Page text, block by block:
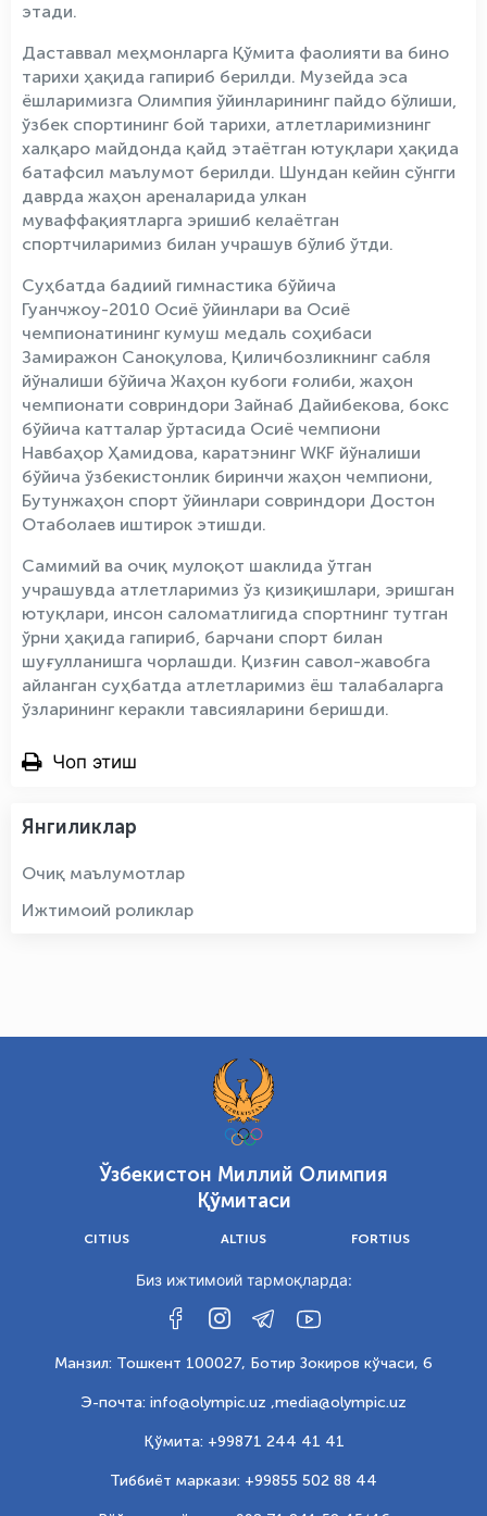
этади.
Даставвал меҳмонларга Қўмита фаолияти ва бино
тарихи ҳақида гапириб берилди. Музейда эса
ёшларимизга Олимпия ўйинларининг пайдо бўлиши,
ўзбек спортининг бой тарихи, атлетларимизнинг
халқаро майдонда қайд этаётган ютуқлари ҳақида
батафсил маълумот берилди. Шундан кейин сўнгги
даврда жаҳон ареналарида улкан
муваффақиятларга эришиб келаётган
спортчиларимиз билан учрашув бўлиб ўтди.
Суҳбатда бадиий гимнастика бўйича
Гуанчжоу-2010 Осиё ўйинлари ва Осиё
чемпионатининг кумуш медаль соҳибаси
Замиражон Саноқулова, Қиличбозликнинг сабля
йўналиши бўйича Жаҳон кубоги ғолиби, жаҳон
чемпионати совриндори Зайнаб Дайибекова, бокс
бўйича катталар ўртасида Осиё чемпиони
Навбаҳор Ҳамидова, каратэнинг WKF йўналиши
бўйича ўзбекистонлик биринчи жаҳон чемпиони,
Бутунжаҳон спорт ўйинлари совриндори Достон
Отаболаев иштирок этишди.
Самимий ва очиқ мулоқот шаклида ўтган
учрашувда атлетларимиз ўз қизиқишлари, эришган
ютуқлари, инсон саломатлигида спортнинг тутган
ўрни ҳақида гапириб, барчани спорт билан
шуғулланишга чорлашди. Қизғин савол-жавобга
айланган суҳбатда атлетларимиз ёш талабаларга
ўзларининг керакли тавсияларини беришди.
Чоп этиш
Янгиликлар
Очиқ маълумотлар
Ижтимоий роликлар
Ўзбекистон Миллий Олимпия
Қўмитаси
CITIUS ALTIUS FORTIUS
Биз ижтимоий тармоқларда:
Манзил: Тошкент 100027, Ботир Зокиров кўчаси, 6
Э-почта: info@olympic.uz ,media@olympic.uz
Қўмита: +99871 244 41 41
Тиббиёт маркази: +99855 502 88 44